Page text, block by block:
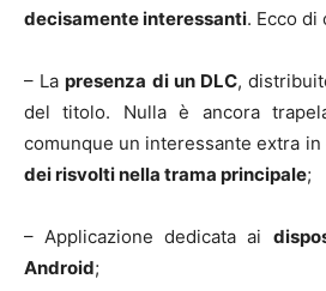
decisamente interessanti. Ecco di
– Lapresenza di un DLC,
del titolo. Nulla è ancora
comunque un interessante extra in
dei risvolti nella trama principale;
– Applicazione dedicata ai
Android;